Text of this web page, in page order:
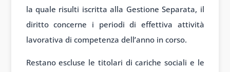
la quale risulti iscritta alla Gestione Separata, il
diritto concerne i periodi di effettiva attività
lavorativa di competenza dell’anno in corso.
Restano escluse le titolari di cariche sociali e le